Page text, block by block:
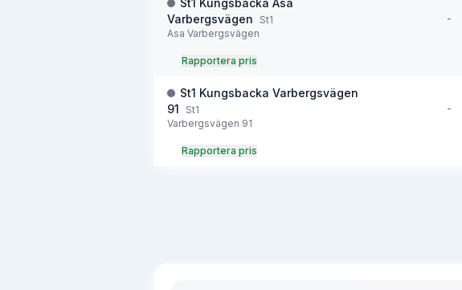
St1 Kungsbacka Asa
Varbergsvägen
St1
Asa Varbergsvägen
-
Rapportera pris
St1 Kungsbacka Varbergsvägen
91
St1
Varbergsvägen 91
-
Rapportera pris